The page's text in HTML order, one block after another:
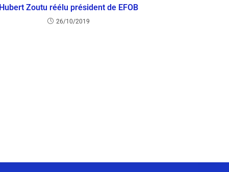
Hubert Zoutu réélu président de EFOB
26/10/2019